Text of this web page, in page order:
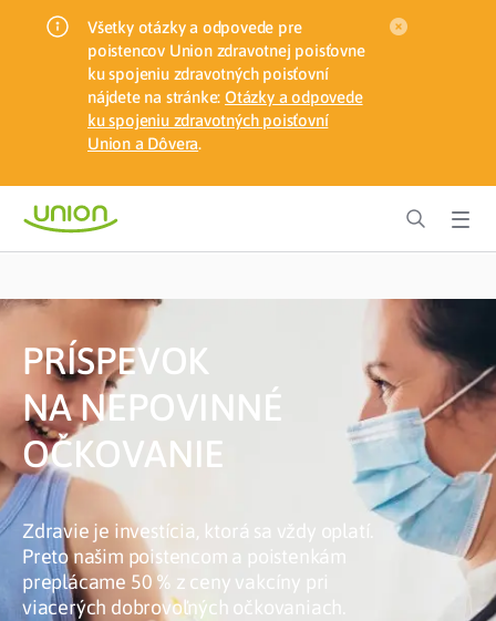
Všetky otázky a odpovede pre
poistencov Union zdravotnej poisťovne
ku spojeniu zdravotných poisťovní
nájdete na stránke: Otázky a odpovede
ku spojeniu zdravotných poisťovní
Union a Dôvera.
PRÍSPEVOK
NA NEPOVINNÉ
OČKOVANIE
Zdravie je investícia, ktorá sa vždy oplatí.
Preto našim poistencom a poistenkám
preplácame 50 % z ceny vakcíny pri
viacerých dobrovoľných očkovaniach.